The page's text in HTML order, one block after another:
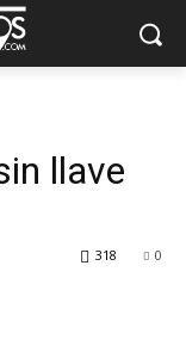
llave
0
318